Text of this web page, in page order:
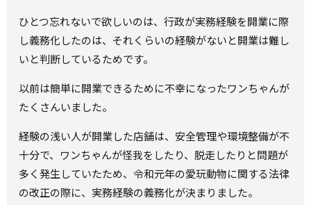
ひとつ忘れないで欲しいのは、行政が実務経験を開業に際
し義務化したのは、それくらいの経験がないと開業は難し
いと判断しているためです。
以前は簡単に開業できるために不幸になったワンちゃんが
たくさんいました。
経験の浅い人が開業した店舗は、安全管理や環境整備が不
十分で、ワンちゃんが怪我をしたり、脱走したりと問題が
多く発生していたため、令和元年の愛玩動物に関する法律
の改正の際に、実務経験の義務化が決まりました。